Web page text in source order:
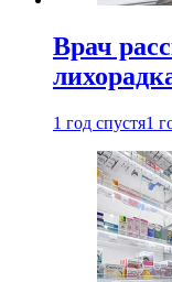
Врач
1 год спустя1